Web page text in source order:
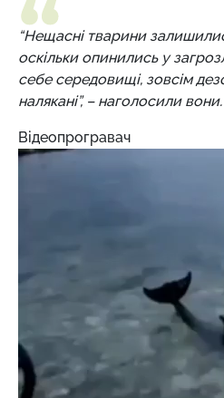
“Нещасні тварини
оскільки опинились у
себе середовищі, зовсім
налякані”, – наголосили вони.
Відеопрогравач